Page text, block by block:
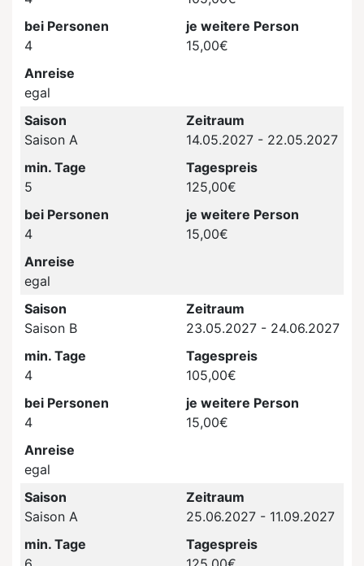
bei Personen
4
je weitere Person
15,00€
Anreise
egal
Saison
Saison A
Zeitraum
14.05.2027 - 22.05.2027
min. Tage
5
Tagespreis
125,00€
bei Personen
4
je weitere Person
15,00€
Anreise
egal
Saison
Saison B
Zeitraum
23.05.2027 - 24.06.2027
min. Tage
4
Tagespreis
105,00€
bei Personen
4
je weitere Person
15,00€
Anreise
egal
Saison
Saison A
Zeitraum
25.06.2027 - 11.09.2027
min. Tage
Tagespreis